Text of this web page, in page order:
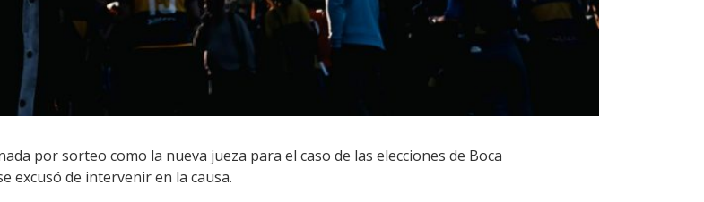
por sorteo como la nueva jueza para el caso de las elecciones de Boca
excusó de intervenir en la causa.